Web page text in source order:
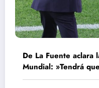
De La Fuente aclara
Mundial: »Tendrá